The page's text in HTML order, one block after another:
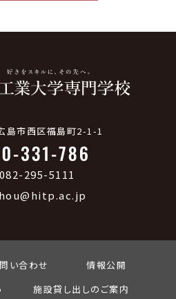
島市西区福島町2-1-1
295-5111
い合わせ
情報公開
施設貸し出しのご案内